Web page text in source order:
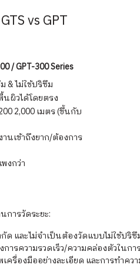
vs GPT
/ GPT-300 Series
& ไม่ใช้ปริซึม
ผิวได้โดยตรง
2,000 เมตร (ขึ้นกับ
านเข้าถึงยาก/ต้องการ
งกว่า
การวัดระยะ:
และไม่จำเป็นต้องวัดแบบไม่ใช้ปริซึ
ารความรวดเร็ว/ความคล่องตัวในก
รื่องมืออย่างละเอียด และการทำค